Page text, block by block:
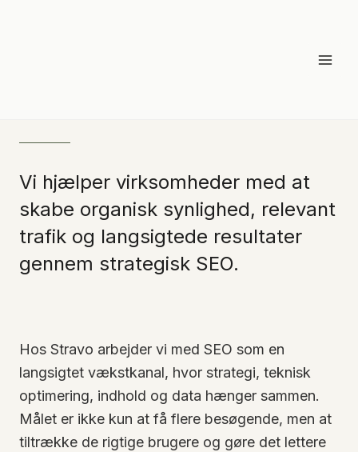
Vi hjælper virksomheder med at
skabe organisk synlighed, relevant
trafik og langsigtede resultater
gennem strategisk SEO.
Hos Stravo arbejder vi med SEO som en
langsigtet vækstkanal, hvor strategi, teknisk
optimering, indhold og data hænger sammen.
Målet er ikke kun at få flere besøgende, men at
tiltrække de rigtige brugere og gøre det lettere